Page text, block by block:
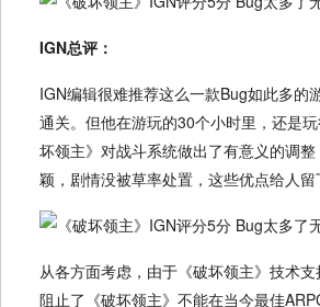
IGN总评：
IGN编辑很难推荐这么一款Bug如此多的
通关。但他在游玩的30个小时里，还是
坏领主》对战斗系统做出了有意义的调
颖，剧情没被草率处置，这些优点给人留
从各方面考虑，由于《破坏领主》技术支
阻止了《破坏领主》不能在当今最佳